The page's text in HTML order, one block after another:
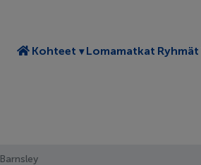
Kohteet Toggle submenu
Lomamatkat Ryhmät
Barnsley